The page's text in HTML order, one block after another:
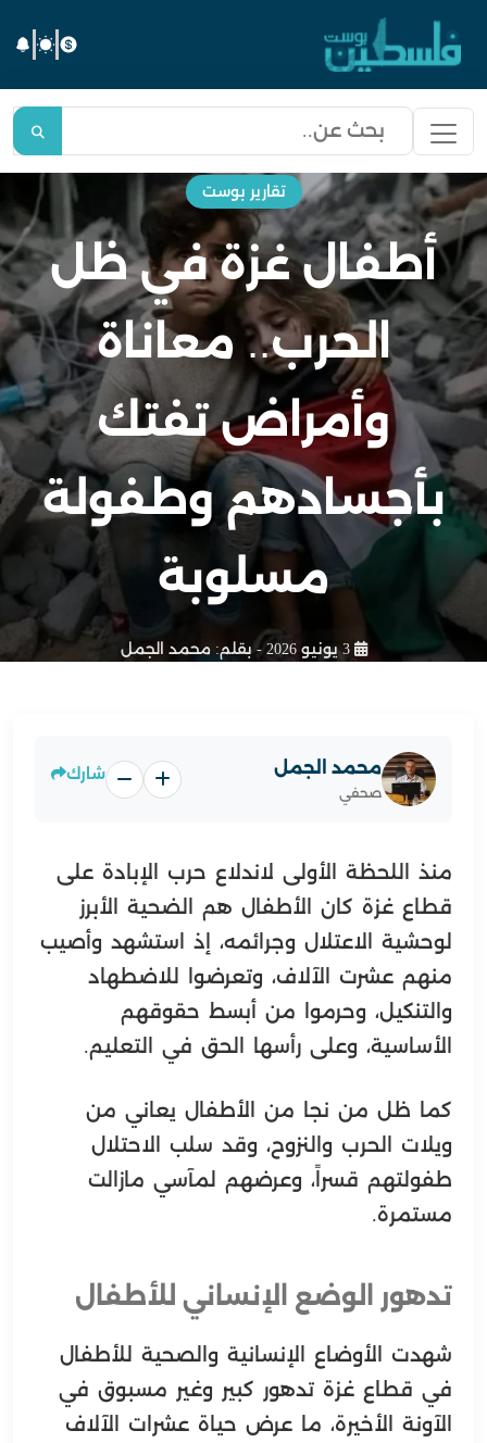
تقارير بوست
أطفال غزة في ظل
الحرب.. معاناة
وأمراض تفتك
بأجسادهم وطفولة
مسلوبة
3 يونيو 2026 - بقلم:محمد الجمل
محمد الجمل
صحفي
شارك
منذ اللحظة الأولى لاندلاع حرب الإبادة على
قطاع غزة كان الأطفال هم الضحية الأبرز
لوحشية الاعتلال وجرائمه، إذ استشهد وأصيب
منهم عشرت الآلاف، وتعرضوا للاضطهاد
والتنكيل، وحرموا من أبسط حقوقهم
الأساسية، وعلى رأسها الحق في التعليم.
كما ظل من نجا من الأطفال يعاني من
ويلات الحرب والنزوح، وقد سلب الاحتلال
طفولتهم قسراً، وعرضهم لمآسي مازالت
مستمرة.
تدهور الوضع الإنساني للأطفال
شهدت الأوضاع الإنسانية والصحية للأطفال
في قطاع غزة تدهور كبير وغير مسبوق في
الآونة الأخيرة، ما عرض حياة عشرات الآلاف